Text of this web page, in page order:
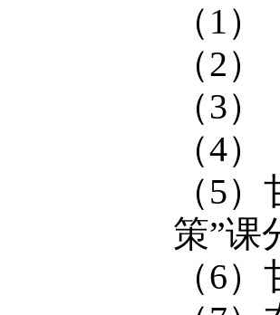
（1
（2
（3
（4
（5
策”课
（6